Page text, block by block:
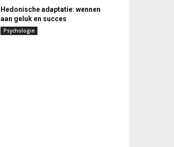
Hedonische adaptatie: wennen
aan geluk en succes
Psychologie